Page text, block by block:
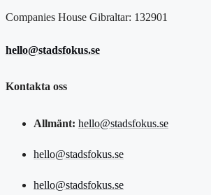
Companies House Gibraltar: 132901
hello@stadsfokus.se
Kontakta oss
Allmänt: hello@stadsfokus.se
hello@stadsfokus.se
hello@stadsfokus.se